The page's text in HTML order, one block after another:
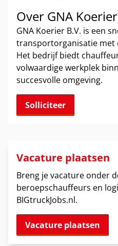
Over GNA
GNA Koerier B.V. is een
transportorganisatie met
Het bedrijf biedt
volwaardige werkplek
succesvolle omgeving.
Solliciteer
Vacature plaatsen
Breng je vacature onder
beroepschauffeurs en
BIGtruckJobs.nl.
Vacature plaatsen